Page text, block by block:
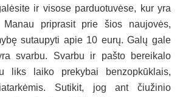
ir visose parduotuvėse, kur yra
Manau priprasit prie šios naujovės,
sutaupyti apie 10 eurų. Galų gale
svarbu. Svarbu ir pašto bereikalo
liks laiko prekybai benzopkūklais,
Sutikit, jog ant čiužinio